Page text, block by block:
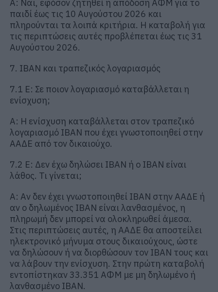
Α: Ναι, εφόσον ζητηθεί η απόδοση ΑΦΜ για το
παιδί έως τις 10 Αυγούστου 2026 και
πληρούνται τα λοιπά κριτήρια. Η καταβολή για
τις περιπτώσεις αυτές προβλέπεται έως τις 31
Αυγούστου 2026.
7. IBAN και τραπεζικός λογαριασμός
7.1 Ε: Σε ποιον λογαριασμό καταβάλλεται η
ενίσχυση;
Α: Η ενίσχυση καταβάλλεται στον τραπεζικό
λογαριασμό IBAN που έχει γνωστοποιηθεί στην
ΑΑΔΕ από τον δικαιούχο.
7.2 Ε: Δεν έχω δηλώσει IBAN ή ο IBAN είναι
λάθος. Τι γίνεται;
Α: Αν δεν έχει γνωστοποιηθεί IBAN στην ΑΑΔΕ ή
αν ο δηλωμένος IBAN είναι λανθασμένος, η
πληρωμή δεν μπορεί να ολοκληρωθεί άμεσα.
Στις περιπτώσεις αυτές, η ΑΑΔΕ θα αποστείλει
ηλεκτρονικό μήνυμα στους δικαιούχους, ώστε
να δηλώσουν ή να διορθώσουν τον IBAN τους και
να λάβουν την ενίσχυση. Στην πρώτη καταβολή
εντοπίστηκαν 33.351 ΑΦΜ με μη δηλωμένο ή
λανθασμένο IBAN.